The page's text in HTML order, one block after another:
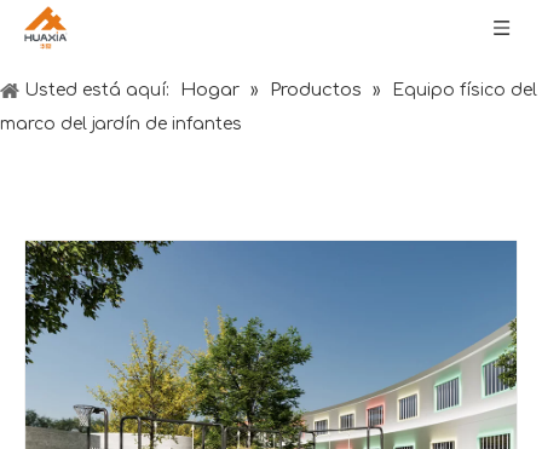
Usted está aquí: Hogar » Productos »
Equipo físico del
marco del jardín de infantes